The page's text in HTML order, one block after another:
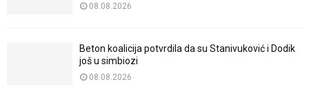
08.08.2026
Beton koalicija potvrdila da su Stanivuković i Dodik
još u simbiozi
08.08.2026